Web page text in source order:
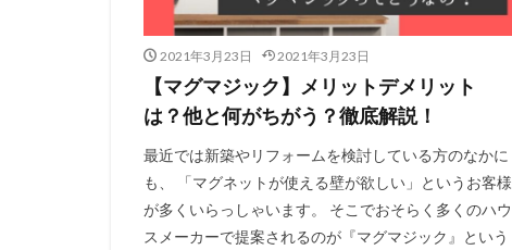
2021年3月23日 2021年3月23日
【マグマジック】メリットデメリット
は？他と何がちがう？徹底解説！
最近では新築やリフォームを検討している方のなかに
も、 「マグネットが使える壁が欲しい」というお客様
が多くいらっしゃいます。 そこでおそらく多くのハウ
スメーカーで提案されるのが『マグマジック』という